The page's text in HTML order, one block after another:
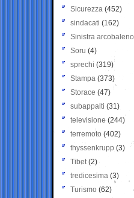
Sicurezza (452)
sindacati (162)
Sinistra arcobaleno
Soru (4)
sprechi (319)
Stampa (373)
Storace (47)
subappalti (31)
televisione(244)
terremoto (402)
thyssenkrupp (3)
Tibet(2)
tredicesima (3)
Turismo (62)